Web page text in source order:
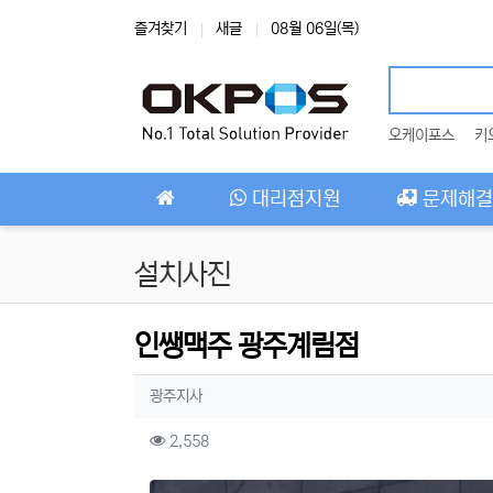
즐겨찾기 새글 08월 06일(목)
오케이포스 키
대리점지원 문제해
설치사진
인쌩맥주 광주계림점
작성자 정보
광주지사작성
컨텐츠 정보
2,558조회